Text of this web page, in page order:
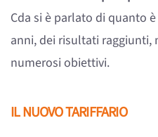
Cda si è parlato di quanto
anni, dei risultati
numerosi obiettivi.
IL NUOVO TARIFFARIO